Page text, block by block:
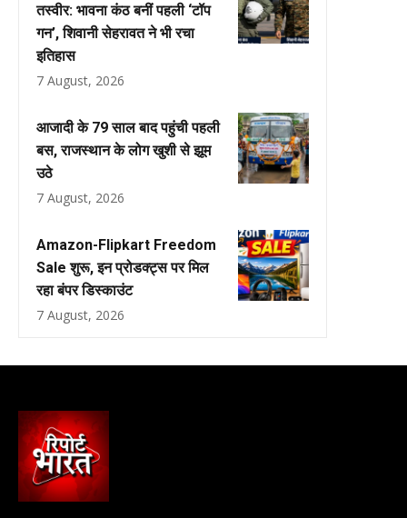
तस्वीर: भावना कंठ बनीं पहली ‘टॉप
गन’, शिवानी सेहरावत ने भी रचा
इतिहास
7 August, 2026
आजादी के 79 साल बाद पहुंची पहली
बस, राजस्थान के लोग खुशी से झूम
उठे
7 August, 2026
Amazon-Flipkart Freedom
Sale शुरू, इन प्रोडक्ट्स पर मिल
रहा बंपर डिस्काउंट
7 August, 2026